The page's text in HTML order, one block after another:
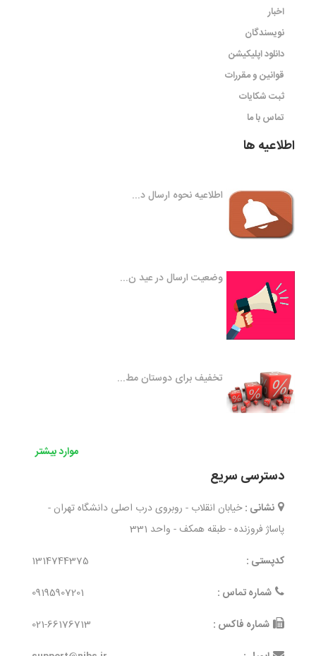
اخبار
نویسندگان
دانلود اپلیکیشن
قوانین و مقررات
ثبت شکایات
تماس با ما
اطلاعیه ها
اطلاعیه نحوه ارسال د...
وضعیت ارسال در عید ن...
تخفیف برای دوستان مط...
موارد بیشتر
دسترسی سریع
نشانی : خیابان انقلاب - روبروی درب اصلی دانشگاه تهران -
پاساژ فروزنده - طبقه همکف - واحد 331
کدپستی :
1314744375
شماره تماس :
09195907201
شماره فاکس :
021-66176713